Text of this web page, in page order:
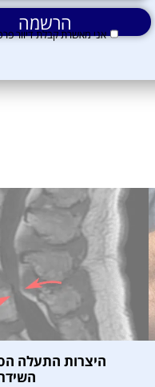
אני מאשרת קבלת דיוור
היצרות התעלה